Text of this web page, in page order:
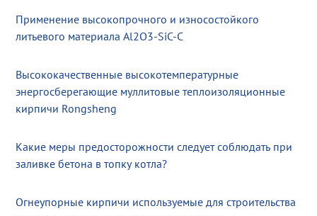
Применение высокопрочного и износостойкого
литьевого материала Al2O3-SiC-C
Высококачественные высокотемпературные
энергосберегающие муллитовые теплоизоляционные
кирпичи Rongsheng
Какие меры предосторожности следует соблюдать при
заливке бетона в топку котла?
Огнеупорные кирпичи используемые для строительства